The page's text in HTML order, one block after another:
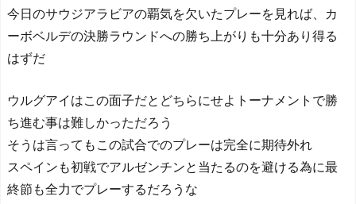
今日のサウジアラビアの覇気を欠いたプレーを見れば、カ
ーボベルデの決勝ラウンドへの勝ち上がりも十分あり得る
はずだ
ウルグアイはこの面子だとどちらにせよトーナメントで勝
ち進む事は難しかっただろう
そうは言ってもこの試合でのプレーは完全に期待外れ
スペインも初戦でアルゼンチンと当たるのを避ける為に最
終節も全力でプレーするだろうな